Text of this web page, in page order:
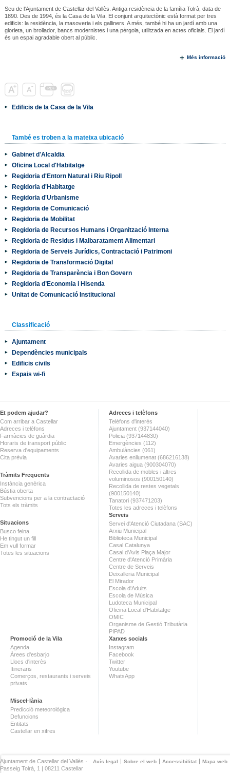
Seu de l'Ajuntament de Castellar del Vallès. Antiga residència de la família Tolrà, data de
1890. Des de 1994, és la Casa de la Vila. El conjunt arquitectònic està format per tres
edificis: la residència, la masoveria i els galliners. A més, també hi ha un jardí amb una
glorieta, un brollador, bancs modernistes i una pèrgola, utilitzada en actes oficials. El jardí
és un espai agradable obert al públic.
Més informació
Edificis de la Casa de la Vila
També es troben a la mateixa ubicació
Gabinet d'Alcaldia
Oficina Local d'Habitatge
Regidoria d'Entorn Natural i Riu Ripoll
Regidoria d'Habitatge
Regidoria d'Urbanisme
Regidoria de Comunicació
Regidoria de Mobilitat
Regidoria de Recursos Humans i Organització Interna
Regidoria de Residus i Malbaratament Alimentari
Regidoria de Serveis Jurídics, Contractació i Patrimoni
Regidoria de Transformació Digital
Regidoria de Transparència i Bon Govern
Regidoria d’Economia i Hisenda
Unitat de Comunicació Institucional
Classificació
Ajuntament
Dependències municipals
Edificis civils
Espais wi-fi
Et podem ajudar?
Com arribar a Castellar
Adreces i telèfons
Farmàcies de guàrdia
Horaris de transport públic
Reserva d'equipaments
Cita prèvia
Tràmits Freqüents
Instància genèrica
Bústia oberta
Subvencions per a la contractació
Tots els tràmits
Situacions
Busco feina
He tingut un fill
Em vull formar
Totes les situacions
Adreces i telèfons
Telèfons d'interès
Ajuntament (937144040)
Policia (937144830)
Emergències (112)
Ambulàncies (061)
Avaries enllumenat (686216138)
Avaries aigua (900304070)
Recollida de mobles i altres
voluminosos (900150140)
Recollida de restes vegetals
(900150140)
Tanatori (937471203)
Totes les adreces i telèfons
Serveis
Servei d'Atenció Ciutadana (SAC)
Arxiu Municipal
Biblioteca Municipal
Casal Catalunya
Casal d'Avis Plaça Major
Centre d'Atenció Primària
Centre de Serveis
Deixalleria Municipal
El Mirador
Escola d'Adults
Escola de Música
Ludoteca Municipal
Oficina Local d'Habitatge
OMIC
Organisme de Gestió Tributària
PIPAD
Promoció de la Vila
Agenda
Àrees d'esbarjo
Llocs d'interès
Itineraris
Comerços, restaurants i serveis
privats
Miscel·lània
Predicció meteorològica
Defuncions
Entitats
Castellar en xifres
Xarxes socials
Instagram
Facebook
Twitter
Youtube
WhatsApp
Avís legal Sobre el web Accessibilitat Mapa web
Ajuntament de Castellar del Vallès ·
Passeig Tolrà, 1 | 08211 Castellar